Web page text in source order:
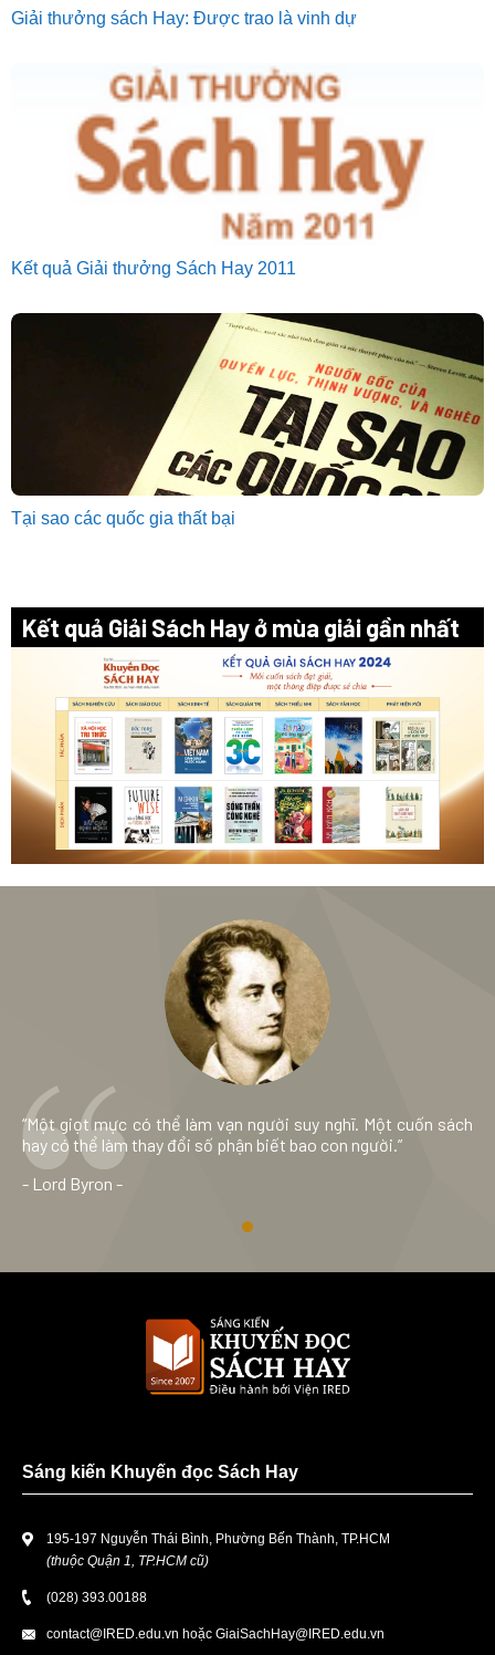
Giải thưởng sách Hay: Được trao là vinh dự
Kết quả Giải thưởng Sách Hay 2011
Tại sao các quốc gia thất bại
Kết quả Giải Sách Hay ở mùa giải gần nhất
“Một giọt mực có thể làm vạn người suy nghĩ. Một cuốn sách
hay có thể làm thay đổi số phận biết bao con người.”
- Lord Byron -
Sáng kiến Khuyến đọc Sách Hay
195-197 Nguyễn Thái Bình, Phường Bến Thành, TP.HCM
(thuộc Quận 1, TP.HCM cũ)
(028) 393.00188
contact@IRED.edu.vn hoặc GiaiSachHay@IRED.edu.vn